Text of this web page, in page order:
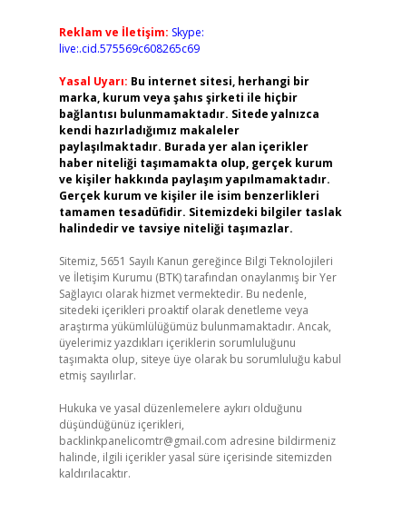
Reklam ve İletişim: Skype:
live:.cid.575569c608265c69
Yasal Uyarı: Bu internet sitesi, herhangi bir
marka, kurum veya şahıs şirketi ile hiçbir
bağlantısı bulunmamaktadır. Sitede yalnızca
kendi hazırladığımız makaleler
paylaşılmaktadır. Burada yer alan içerikler
haber niteliği taşımamakta olup, gerçek kurum
ve kişiler hakkında paylaşım yapılmamaktadır.
Gerçek kurum ve kişiler ile isim benzerlikleri
tamamen tesadüfidir. Sitemizdeki bilgiler taslak
halindedir ve tavsiye niteliği taşımazlar.
Sitemiz, 5651 Sayılı Kanun gereğince Bilgi Teknolojileri
ve İletişim Kurumu (BTK) tarafından onaylanmış bir Yer
Sağlayıcı olarak hizmet vermektedir. Bu nedenle,
sitedeki içerikleri proaktif olarak denetleme veya
araştırma yükümlülüğümüz bulunmamaktadır. Ancak,
üyelerimiz yazdıkları içeriklerin sorumluluğunu
taşımakta olup, siteye üye olarak bu sorumluluğu kabul
etmiş sayılırlar.
Hukuka ve yasal düzenlemelere aykırı olduğunu
düşündüğünüz içerikleri,
backlinkpanelicomtr@gmail.com adresine bildirmeniz
halinde, ilgili içerikler yasal süre içerisinde sitemizden
kaldırılacaktır.